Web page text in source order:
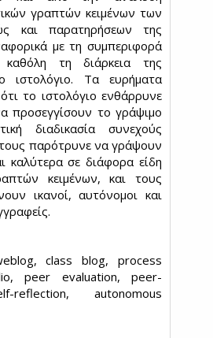
γραπτών κειμένων των
και παρατηρήσεων της
με τη συμπεριφορά
τη διάρκεια της
ιστολόγιο. Τα ευρήματα
το ιστολόγιο ενθάρρυνε
προσεγγίσουν το γράψιμο
διαδικασία συνεχούς
παρότρυνε να γράψουν
καλύτερα σε διάφορα είδη
κειμένων, και τους
ικανοί, αυτόνομοι και
class blog, process
peer evaluation, peer-
reflection, autonomous